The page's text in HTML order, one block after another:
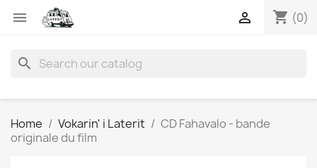
 shopping_cart (0)

search
Home Vokarin' i Laterit
CD Fahavalo - bande
originale du film